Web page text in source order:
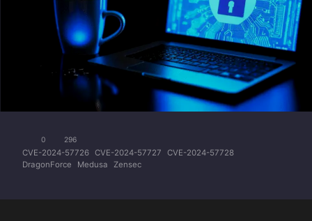
0 296
CVE-2024-57726 CVE-2024-57727
CVE-2024-57728
DragonForce
Medusa Zensec